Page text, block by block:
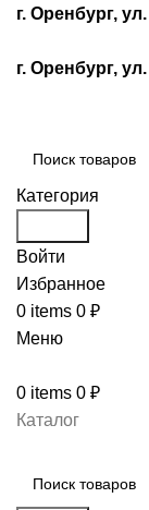
г. Оренбург,
г. Оренбург,
Категория
Войти
Избранное
0 items 0 ₽
Меню
0 items 0 ₽
Каталог